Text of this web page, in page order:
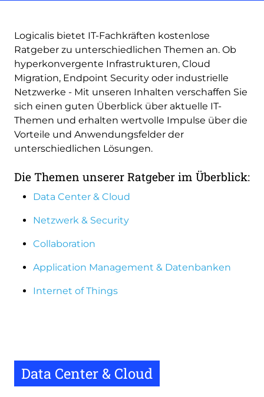
Logicalis bietet IT-Fachkräften kostenlose
Ratgeber zu unterschiedlichen Themen an. Ob
hyperkonvergente Infrastrukturen, Cloud
Migration, Endpoint Security oder industrielle
Netzwerke - Mit unseren Inhalten verschaffen Sie
sich einen guten Überblick über aktuelle IT-
Themen und erhalten wertvolle Impulse über die
Vorteile und Anwendungsfelder der
unterschiedlichen Lösungen.
Die Themen unserer Ratgeber im Überblick:
Data Center & Cloud
Netzwerk & Security
Collaboration
Application Management & Datenbanken
Internet of Things
Data Center & Cloud